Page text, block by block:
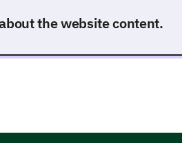
the website content.
about the relevance and clarity of
Relevant